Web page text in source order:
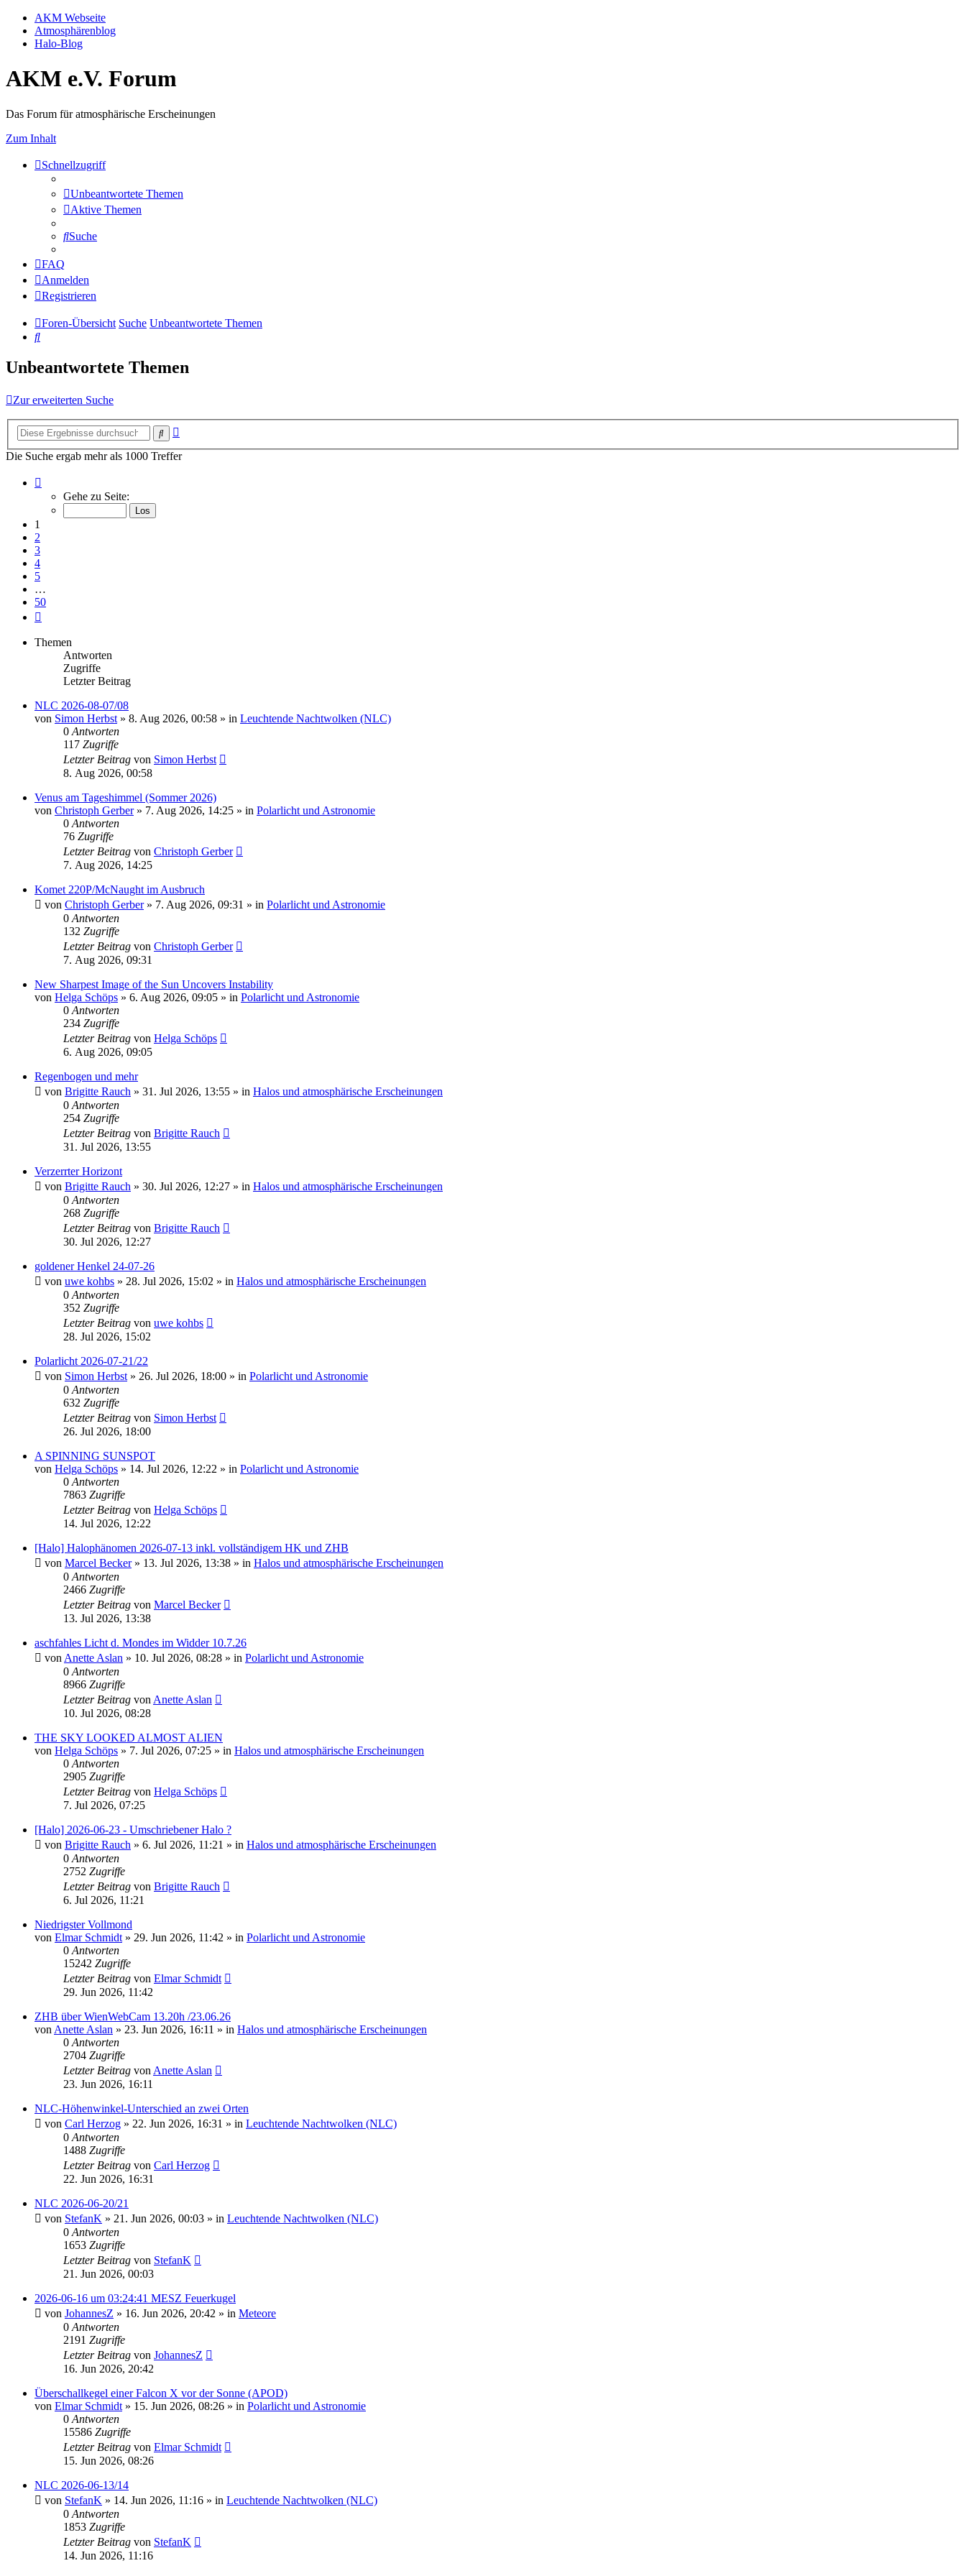
AKM Webseite
Atmosphärenblog
Halo-Blog
AKM e.V. Forum
Das Forum für atmosphärische Erscheinungen
Zum Inhalt
Schnellzugriff
Unbeantwortete Themen
Aktive Themen
Suche
FAQ
Anmelden
Registrieren
Foren-Übersicht Suche Unbeantwortete Themen
Suche
Unbeantwortete Themen
Zur erweiterten Suche
Suche
Die Suche ergab mehr als 1000 Treffer
von
Gehe zu Seite:
1
2
3
4
5
…
50
Themen
Antworten
Zugriffe
Letzter Beitrag
NLC 2026-08-07/08
von Simon Herbst » 8. Aug 2026, 00:58 » in Leuchtende Nachtwolken (NLC)
0 Antworten
117 Zugriffe
Letzter Beitrag von Simon Herbst
8. Aug 2026, 00:58
Venus am Tageshimmel (Sommer 2026)
von Christoph Gerber» 7. Aug 2026, 14:25 » in Polarlicht und Astronomie
0 Antworten
76 Zugriffe
Letzter Beitrag von Christoph Gerber
7. Aug 2026, 14:25
Komet 220P/McNaught im Ausbruch
von Christoph Gerber» 7. Aug 2026, 09:31 » in Polarlicht und Astronomie
0 Antworten
132 Zugriffe
Letzter Beitrag von Christoph Gerber
7. Aug 2026, 09:31
New Sharpest Image of the Sun Uncovers Instability
von Helga Schöps » 6. Aug 2026, 09:05 » in Polarlicht und Astronomie
0 Antworten
234 Zugriffe
Letzter Beitrag von Helga Schöps
6. Aug 2026, 09:05
Regenbogen und mehr
von Brigitte Rauch » 31. Jul 2026, 13:55 » in Halos und atmosphärische Erscheinungen
0 Antworten
254 Zugriffe
Letzter Beitrag von Brigitte Rauch
31. Jul 2026, 13:55
Verzerrter Horizont
von Brigitte Rauch » 30. Jul 2026, 12:27 » in Halos und atmosphärische Erscheinungen
0 Antworten
268 Zugriffe
Letzter Beitrag von Brigitte Rauch
30. Jul 2026, 12:27
goldener Henkel 24-07-26
von uwe kohbs » 28. Jul 2026, 15:02 » in Halos und atmosphärische Erscheinungen
0 Antworten
352 Zugriffe
Letzter Beitrag von uwe kohbs
28. Jul 2026, 15:02
Polarlicht 2026-07-21/22
von Simon Herbst » 26. Jul 2026, 18:00 » in Polarlicht und Astronomie
0 Antworten
632 Zugriffe
Letzter Beitrag von Simon Herbst
26. Jul 2026, 18:00
A SPINNING SUNSPOT
von Helga Schöps » 14. Jul 2026, 12:22 » in Polarlicht und Astronomie
0 Antworten
7863 Zugriffe
Letzter Beitrag von Helga Schöps
14. Jul 2026, 12:22
[Halo] Halophänomen 2026-07-13 inkl. vollständigem HK und ZHB
von Marcel Becker» 13. Jul 2026, 13:38 » in Halos und atmosphärische Erscheinungen
0 Antworten
2466 Zugriffe
Letzter Beitrag von Marcel Becker
13. Jul 2026, 13:38
aschfahles Licht d. Mondes im Widder 10.7.26
von Anette Aslan » 10. Jul 2026, 08:28 » in Polarlicht und Astronomie
0 Antworten
8966 Zugriffe
Letzter Beitrag von Anette Aslan
10. Jul 2026, 08:28
THE SKY LOOKED ALMOST ALIEN
von Helga Schöps » 7. Jul 2026, 07:25 » in Halos und atmosphärische Erscheinungen
0 Antworten
2905 Zugriffe
Letzter Beitrag von Helga Schöps
7. Jul 2026, 07:25
[Halo] 2026-06-23 - Umschriebener Halo ?
von Brigitte Rauch » 6. Jul 2026, 11:21 » in Halos und atmosphärische Erscheinungen
0 Antworten
2752 Zugriffe
Letzter Beitrag von Brigitte Rauch
6. Jul 2026, 11:21
Niedrigster Vollmond
von Elmar Schmidt » 29. Jun 2026, 11:42 » in Polarlicht und Astronomie
0 Antworten
15242 Zugriffe
Letzter Beitrag von Elmar Schmidt
29. Jun 2026, 11:42
ZHB über WienWebCam 13.20h /23.06.26
von Anette Aslan » 23. Jun 2026, 16:11 » in Halos und atmosphärische Erscheinungen
0 Antworten
2704 Zugriffe
Letzter Beitrag von Anette Aslan
23. Jun 2026, 16:11
NLC-Höhenwinkel-Unterschied an zwei Orten
von Carl Herzog » 22. Jun 2026, 16:31 » in Leuchtende Nachtwolken (NLC)
0 Antworten
1488 Zugriffe
Letzter Beitrag von Carl Herzog
22. Jun 2026, 16:31
NLC 2026-06-20/21
von StefanK » 21. Jun 2026, 00:03 » in Leuchtende Nachtwolken (NLC)
0 Antworten
1653 Zugriffe
Letzter Beitrag von StefanK
21. Jun 2026, 00:03
2026-06-16 um 03:24:41 MESZ Feuerkugel
von JohannesZ » 16. Jun 2026, 20:42 » in Meteore
0 Antworten
2191 Zugriffe
Letzter Beitrag von JohannesZ
16. Jun 2026, 20:42
Überschallkegel einer Falcon X vor der Sonne (APOD)
von Elmar Schmidt » 15. Jun 2026, 08:26 » in Polarlicht und Astronomie
0 Antworten
15586 Zugriffe
Letzter Beitrag von Elmar Schmidt
15. Jun 2026, 08:26
NLC 2026-06-13/14
von StefanK » 14. Jun 2026, 11:16 » in Leuchtende Nachtwolken (NLC)
0 Antworten
1853 Zugriffe
Letzter Beitrag von StefanK
14. Jun 2026, 11:16